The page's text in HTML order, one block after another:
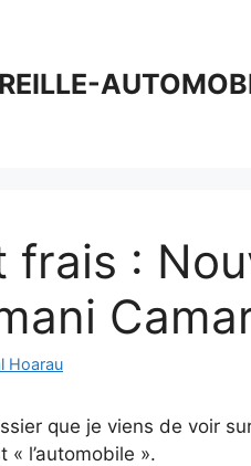
frais :
Hoarau
que je viens de voir
« l’automobile ».